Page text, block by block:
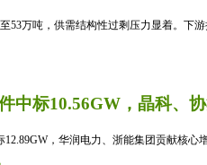
53万吨，供需结构性过剩压力显着。下
中标10.56GW，晶科、
12.89GW，华润电力、浙能集团贡献核